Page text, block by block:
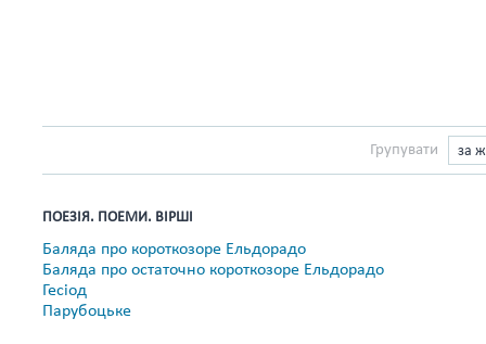
Групувати за
ПОЕЗІЯ. ПОЕМИ. ВІРШІ
Баляда про короткозоре Ельдорадо
Баляда про остаточно короткозоре Ельдорадо
Гесіод
Парубоцьке